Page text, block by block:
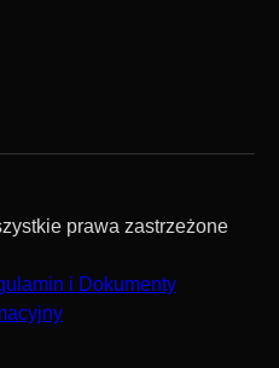
prawa zastrzeżone
i Dokumenty